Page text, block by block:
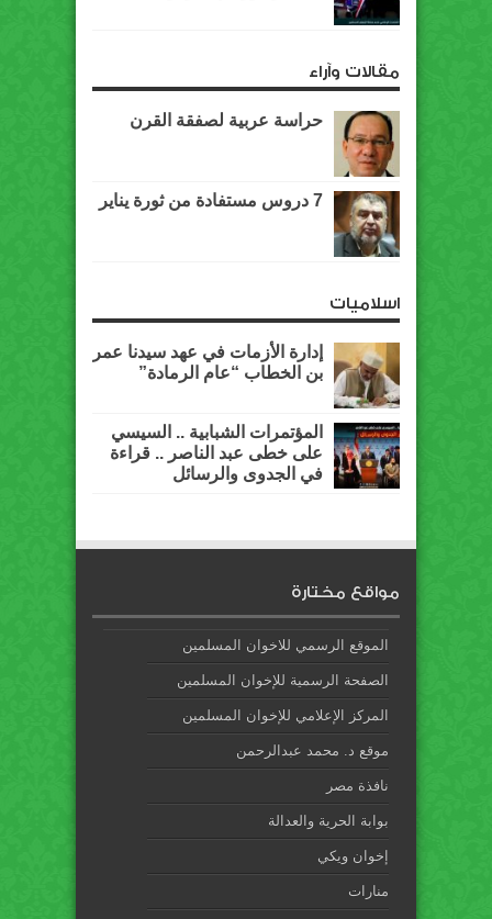
مقالات وآراء
حراسة عربية لصفقة القرن
7 دروس مستفادة من ثورة يناير
اسلاميات
إدارة الأزمات في عهد سيدنا عمر
بن الخطاب “عام الرمادة”
المؤتمرات الشبابية .. السيسي
على خطى عبد الناصر .. قراءة
في الجدوى والرسائل
مواقع مختارة
الموقع الرسمي للاخوان المسلمين
الصفحة الرسمية للإخوان المسلمين
المركز الإعلامي للإخوان المسلمين
موقع د. محمد عبدالرحمن
نافذة مصر
بوابة الحرية والعدالة
إخوان ويكي
منارات